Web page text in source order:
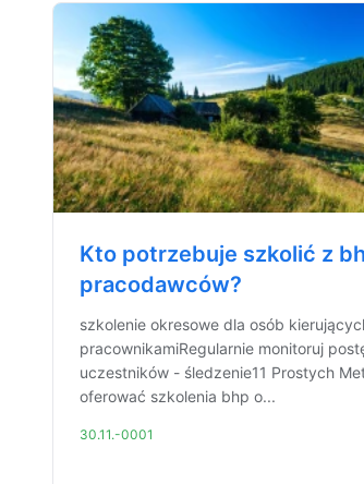
Kto potrzebuje szkolić z
pracodawców?
szkolenie okresowe dla osób
pracownikamiRegularnie monitoruj
uczestników - śledzenie11 Prostych
oferować szkolenia bhp o...
30.11.-0001